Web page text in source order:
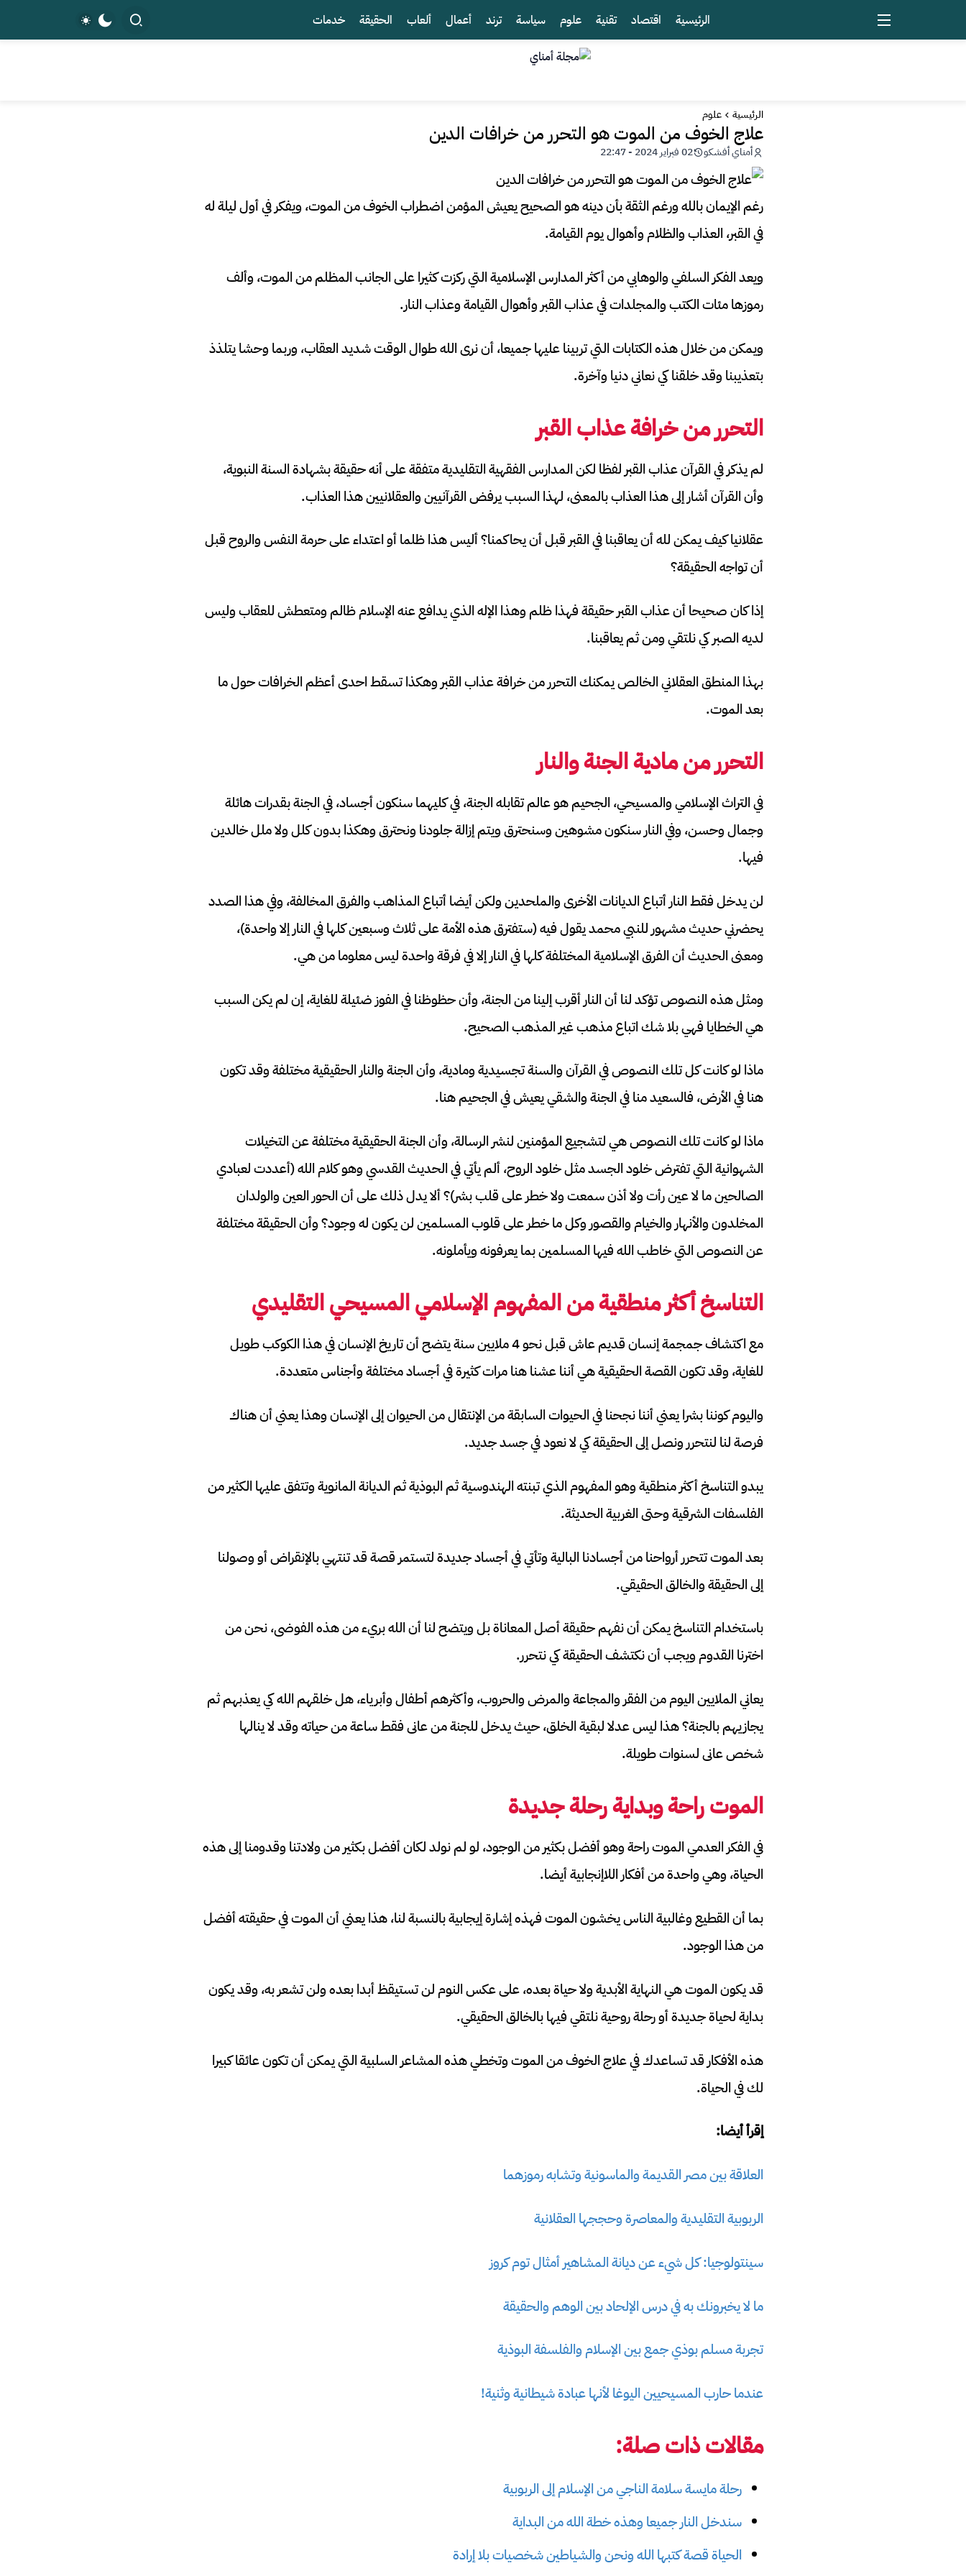
الرئيسية اقتصاد تقنية علوم سياسة ترند أعمال ألعاب الحقيقة خدمات
الرئيسية علوم
علاج الخوف من الموت هو التحرر من خرافات الدين
أمناي أفشكو 02 فبراير 2024 - 22:47
رغم الإيمان بالله ورغم الثقة بأن دينه هو الصحيح يعيش المؤمن اضطراب الخوف من الموت، ويفكر في أول ليلة له
في القبر، العذاب والظلام وأهوال يوم القيامة.
ويعد الفكر السلفي والوهابي من أكثر المدارس الإسلامية التي ركزت كثيرا على الجانب المظلم من الموت، وألف
رموزها مئات الكتب والمجلدات في عذاب القبر وأهوال القيامة وعذاب النار.
ويمكن من خلال هذه الكتابات التي تربينا عليها جميعا، أن نرى الله طوال الوقت شديد العقاب، وربما وحشا يتلذذ
بتعذيبنا وقد خلقنا كي نعاني دنيا وآخرة.
التحرر من خرافة عذاب القبر
لم يذكر في القرآن عذاب القبر لفظا لكن المدارس الفقهية التقليدية متفقة على أنه حقيقة بشهادة السنة النبوية،
وأن القرآن أشار إلى هذا العذاب بالمعنى، لهذا السبب يرفض القرآنيين والعقلانيين هذا العذاب.
عقلانيا كيف يمكن لله أن يعاقبنا في القبر قبل أن يحاكمنا؟ أليس هذا ظلما أو اعتداء على حرمة النفس والروح قبل
أن تواجه الحقيقة؟
إذا كان صحيحا أن عذاب القبر حقيقة فهذا ظلم وهذا الإله الذي يدافع عنه الإسلام ظالم ومتعطش للعقاب وليس
لديه الصبر كي نلتقي ومن ثم يعاقبنا.
بهذا المنطق العقلاني الخالص يمكنك التحرر من خرافة عذاب القبر وهكذا تسقط احدى أعظم الخرافات حول ما
بعد الموت.
التحرر من مادية الجنة والنار
في التراث الإسلامي والمسيحي، الجحيم هو عالم تقابله الجنة، في كليهما سنكون أجساد، في الجنة بقدرات هائلة
وجمال وحسن، وفي النار سنكون مشوهين وسنحترق ويتم إزالة جلودنا ونحترق وهكذا بدون كلل ولا ملل خالدين
فيها.
لن يدخل فقط النار أتباع الديانات الأخرى والملحدين ولكن أيضا أتباع المذاهب والفرق المخالفة، وفي هذا الصدد
يحضرني حديث مشهور للنبي محمد يقول فيه (ستفترق هذه الأمة على ثلاث وسبعين كلها في النار إلا واحدة)،
ومعنى الحديث أن الفرق الإسلامية المختلفة كلها في النار إلا في فرقة واحدة ليس معلوما من هي.
ومثل هذه النصوص تؤكد لنا أن النار أقرب إلينا من الجنة، وأن حظوظنا في الفوز ضئيلة للغاية، إن لم يكن السبب
هي الخطايا فهي بلا شك اتباع مذهب غير المذهب الصحيح.
ماذا لو كانت كل تلك النصوص في القرآن والسنة تجسيدية ومادية، وأن الجنة والنار الحقيقية مختلفة وقد تكون
هنا في الأرض، فالسعيد منا في الجنة والشقي يعيش في الجحيم هنا.
ماذا لو كانت تلك النصوص هي لتشجيع المؤمنين لنشر الرسالة، وأن الجنة الحقيقية مختلفة عن التخيلات
الشهوانية التي تفترض خلود الجسد مثل خلود الروح، ألم يأتي في الحديث القدسي وهو كلام الله (أعددت لعبادي
الصالحين ما لا عين رأت ولا أذن سمعت ولا خطر على قلب بشر)؟ ألا يدل ذلك على أن الحور العين والولدان
المخلدون والأنهار والخيام والقصور وكل ما خطر على قلوب المسلمين لن يكون له وجود؟ وأن الحقيقة مختلفة
عن النصوص التي خاطب الله فيها المسلمين بما يعرفونه ويأملونه.
التناسخ أكثر منطقية من المفهوم الإسلامي المسيحي التقليدي
مع اكتشاف جمجمة إنسان قديم عاش قبل نحو 4 ملايين سنة يتضح أن تاريخ الإنسان في هذا الكوكب طويل
للغاية، وقد تكون القصة الحقيقية هي أننا عشنا هنا مرات كثيرة في أجساد مختلفة وأجناس متعددة.
واليوم كوننا بشرا يعني أننا نجحنا في الحيوات السابقة من الإنتقال من الحيوان إلى الإنسان وهذا يعني أن هناك
فرصة لنا لنتحرر ونصل إلى الحقيقة كي لا نعود في جسد جديد.
يبدو التناسخ أكثر منطقية وهو المفهوم الذي تبنته الهندوسية ثم البوذية ثم الديانة المانوية وتتفق عليها الكثير من
الفلسفات الشرقية وحتى الغربية الحديثة.
بعد الموت تتحرر أرواحنا من أجسادنا البالية وتأتي في أجساد جديدة لتستمر قصة قد تنتهي بالإنقراض أو وصولنا
إلى الحقيقة والخالق الحقيقي.
باستخدام التناسخ يمكن أن نفهم حقيقة أصل المعاناة بل ويتضح لنا أن الله بريء من هذه الفوضى، نحن من
اخترنا القدوم ويجب أن نكتشف الحقيقة كي نتحرر.
يعاني الملايين اليوم من الفقر والمجاعة والمرض والحروب، وأكثرهم أطفال وأبرياء، هل خلقهم الله كي يعذبهم ثم
يجازيهم بالجنة؟ هذا ليس عدلا لبقية الخلق، حيث يدخل للجنة من عانى فقط ساعة من حياته وقد لا ينالها
شخص عانى لسنوات طويلة.
الموت راحة وبداية رحلة جديدة
في الفكر العدمي الموت راحة وهو أفضل بكثير من الوجود، لو لم نولد لكان أفضل بكثير من ولادتنا وقدومنا إلى هذه
الحياة، وهي واحدة من أفكار اللاإنجابية أيضا.
بما أن القطيع وغالبية الناس يخشون الموت فهذه إشارة إيجابية بالنسبة لنا، هذا يعني أن الموت في حقيقته أفضل
من هذا الوجود.
قد يكون الموت هي النهاية الأبدية ولا حياة بعده، على عكس النوم لن تستيقظ أبدا بعده ولن تشعر به، وقد يكون
بداية لحياة جديدة أو رحلة روحية نلتقي فيها بالخالق الحقيقي.
هذه الأفكار قد تساعدك في علاج الخوف من الموت وتخطي هذه المشاعر السلبية التي يمكن أن تكون عائقا كبيرا
لك في الحياة.
إقرأ أيضا:
العلاقة بين مصر القديمة والماسونية وتشابه رموزهما
الربوبية التقليدية والمعاصرة وحججها العقلانية
سينتولوجيا: كل شيء عن ديانة المشاهير أمثال توم كروز
ما لا يخبرونك به في درس الإلحاد بين الوهم والحقيقة
تجربة مسلم بوذي جمع بين الإسلام والفلسفة البوذية
عندما حارب المسيحيين اليوغا لأنها عبادة شيطانية وثنية!
مقالات ذات صلة:
رحلة مايسة سلامة الناجي من الإسلام إلى الربوبية
سندخل النار جميعا وهذه خطة الله من البداية
الحياة قصة كتبها الله ونحن والشياطين شخصيات بلا إرادة